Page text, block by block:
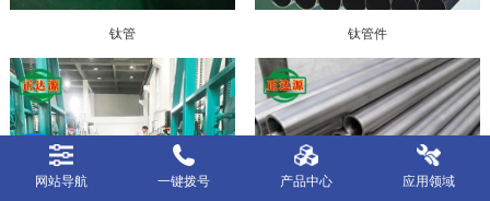
钛管 钛管件
网站导航 一键拨号 产品中心 应用领域